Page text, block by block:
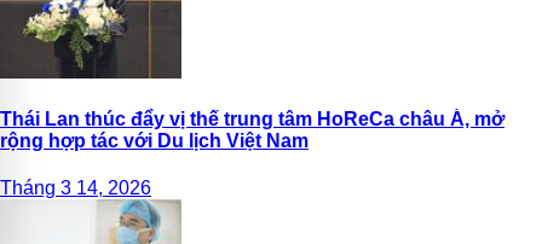
Thái Lan thúc đẩy vị thế trung tâm HoReCa châu Á, mở
rộng hợp tác với Du lịch Việt Nam
Tháng 3 14, 2026